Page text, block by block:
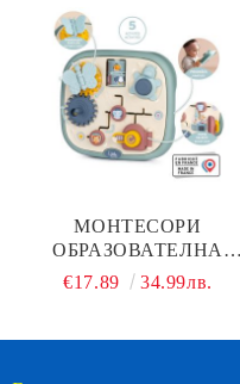
МОНТЕСОРИ
ОБРАЗОВАТЕЛНА
ДЪСКА С КТИВНОСТИ
€17.89 34.99лв.